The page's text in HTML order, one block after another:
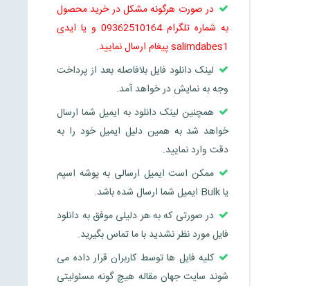
در صورت هرگونه مشکل در خرید محصول
به شماره تلگرام 09362510164 و یا ایدی
salimdabes1 پیغام ارسال نمایید.
لینک دانلود فایل بلافاصله بعد از پرداخت
وجه به نمایش در خواهد آمد.
همچنین لینک دانلود به ایمیل شما ارسال
خواهد شد به همین دلیل ایمیل خود را به
دقت وارد نمایید.
ممکن است ایمیل ارسالی به پوشه اسپم
یا Bulk ایمیل شما ارسال شده باشد.
در صورتی که به هر دلیلی موفق به دانلود
فایل مورد نظر نشدید با ما تماس بگیرید.
کلیه فایل ها توسط کاربران قرار داده می
شوند سایت جهان مقاله هیچ گونه مسئولیتی